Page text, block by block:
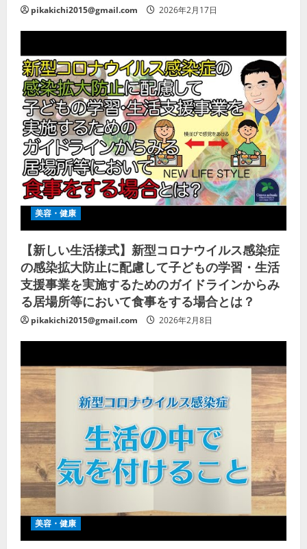
pikakichi2015@gmail.com 2026年2月17日
美容・健康
【新しい生活様式】新型コロナウイルス感染症
の感染拡大防止に配慮して子どもの学習・生活
支援事業を実施するためのガイドラインからみ
る居場所等において食事をする場合とは？
pikakichi2015@gmail.com 2026年2月8日
美容・健康